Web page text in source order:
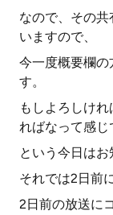
なので、その
いますので、
今一度概要欄の
す。
もしよろしけ
ればなって感じ
という今日はお
それでは2日前
2日前の放送に